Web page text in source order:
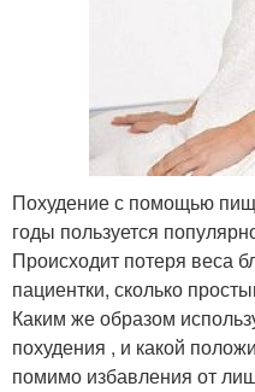
Похудение с помощью
годы пользуется
Происходит потеря веса
пациентки, сколько
Каким же образом
похудения , и какой
помимо избавления от